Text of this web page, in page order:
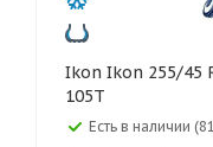
Ikon Ikon 255/45 R20 Autograph Snow 3 SUV
105T
Есть в наличии